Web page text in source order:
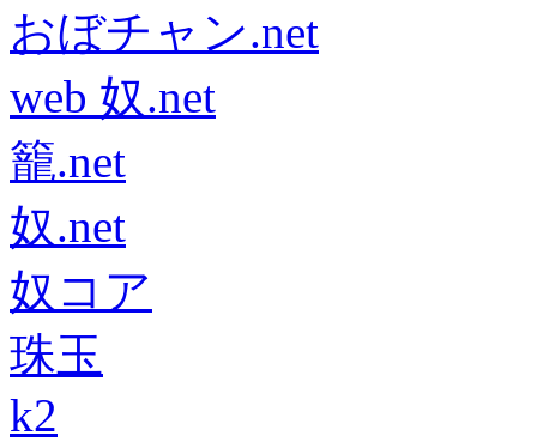
おぼチャン.net
web 奴.net
籠.net
奴.net
奴コア
珠玉
k2